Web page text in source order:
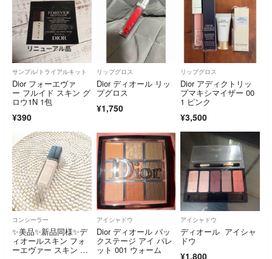
サンプル/トライアルキット
Dior フォーエヴァ
ー フルイド スキン グ
ロウ1N 1包
¥390
リップグロス
Dior ディオール リッ
プグロス
¥1,750
リップグロス
Dior アディクトリッ
プマキシマイザー 00
1 ピンク
¥3,500
コンシーラー
✨️美品✨️新品同様✨️デ
ィオールスキン フォ
ーエヴァー スキン コ
アイシャドウ
Dior ディオール バッ
クステージ アイ パレ
ット 001 ウォーム
アイシャドウ
ディオール アイシャ
ドウ
¥1,800